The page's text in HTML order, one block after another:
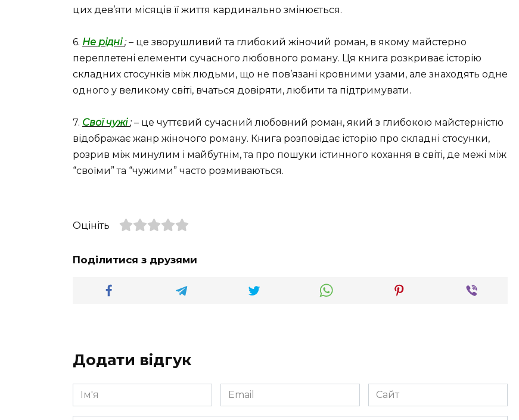
цих дев’яти місяців її життя кардинально змінюється.
6. Не рідні;– це зворушливий та глибокий жіночий роман, в якому майстерно
переплетені елементи сучасного любовного роману. Ця книга розкриває історію
складних стосунків між людьми, що не пов’язані кровними узами, але знаходять одне
одного у великому світі, вчаться довіряти, любити та підтримувати.
7. Свої чужі;– це чуттєвий сучасний любовний роман, який з глибокою майстерністю
відображає жанр жіночого роману. Книга розповідає історію про складні стосунки,
розрив між минулим і майбутнім, та про пошуки істинного кохання в світі, де межі між
“своїми” та “чужими” часто розмиваються.
Оцініть
Поділитися з друзями
Додати відгук
Ім'я
*
Email
*
Сайт